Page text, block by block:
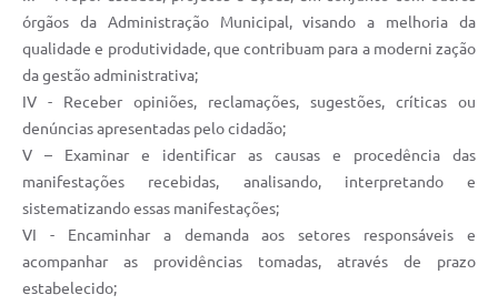
Prestação de Contas Secretaria de Educação
RELATÓRIO ESPORTE MUNICIPAL 2025
órgãos da Administração Municipal, visando a melhoria da
qualidade e produtividade, que contribuam para a moderni zação
da gestão administrativa;
IV - Receber opiniões, reclamações, sugestões, críticas ou
denúncias apresentadas pelo cidadão;
V – Examinar e identificar as causas e procedência das
manifestações recebidas, analisando, interpretando e
sistematizando essas manifestações;
VI - Encaminhar a demanda aos setores responsáveis e
acompanhar as providências tomadas, através de prazo
estabelecido;